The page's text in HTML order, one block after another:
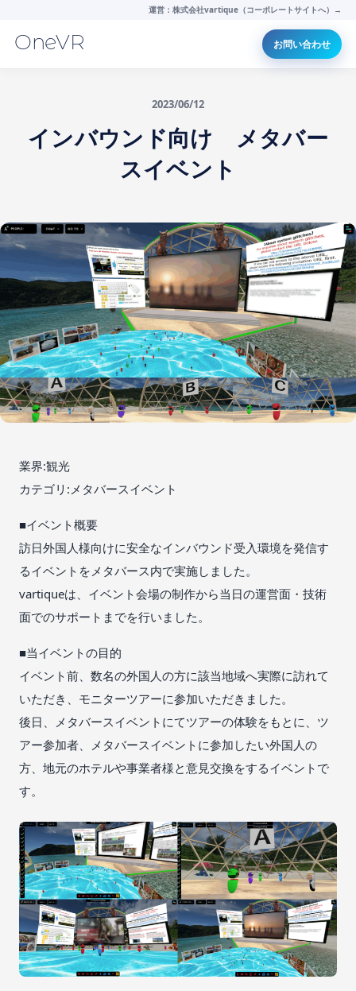
運営：株式会社vartique（コーポレートサイトへ）→
OneVR お問い合わせ
2023/06/12
インバウンド向け メタバー
スイベント
業界:観光
カテゴリ:メタバースイベント
■イベント概要
訪日外国人様向けに安全なインバウンド受入環境を発信す
るイベントをメタバース内で実施しました。
vartiqueは、イベント会場の制作から当日の運営面・技術
面でのサポートまでを行いました。
■当イベントの目的
イベント前、数名の外国人の方に該当地域へ実際に訪れて
いただき、モニターツアーに参加いただきました。
後日、メタバースイベントにてツアーの体験をもとに、ツ
アー参加者、メタバースイベントに参加したい外国人の
方、地元のホテルや事業者様と意見交換をするイベントで
す。